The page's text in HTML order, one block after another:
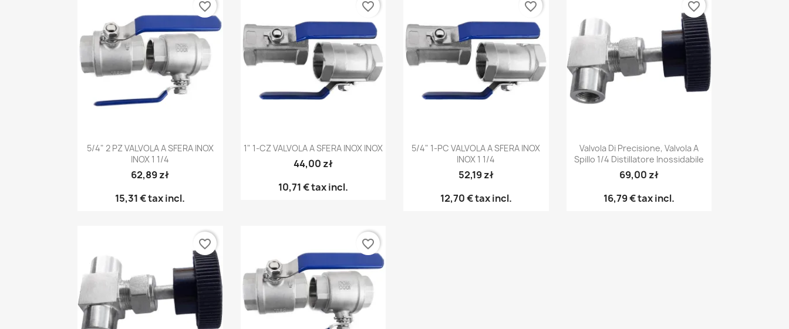
Anteprima
5/4" 2 PZ VALVOLA A SFERA INOX
INOX 1 1/4
62,89 zł
15,31 €tax incl.
favorite_border
Anteprima
1" 1-CZ VALVOLA A SFERA INOX INOX
44,00 zł
10,71 €tax incl.
favorite_border
Anteprima
5/4" 1-PC VALVOLA A SFERA INOX
INOX 1 1/4
52,19 zł
12,70 €tax incl.
favorite_border
Anteprima
Valvola Di Precisione, Valvola A
Spillo 1/4 Distillatore Inossidabile
69,00 zł
16,79 €tax incl.
favorite_border
favorite_border favorite_border